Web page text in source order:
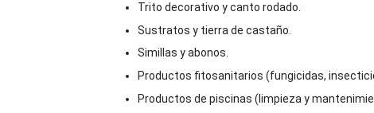
Trito decorativo y canto rodado.
Sustratos y tierra de castaño.
Simillas y abonos.
Productos fitosanitarios (fungicidas,
Productos de piscinas (limpieza y